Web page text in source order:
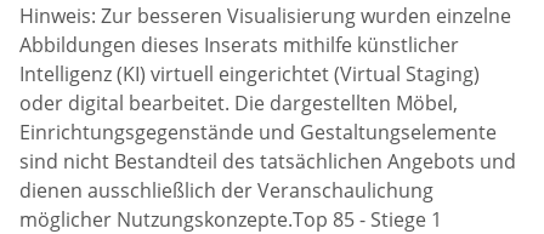
Hinweis: Zur besseren Visualisierung wurden einzelne
Abbildungen dieses Inserats mithilfe künstlicher
Intelligenz (KI) virtuell eingerichtet (Virtual Staging)
oder digital bearbeitet. Die dargestellten Möbel,
Einrichtungsgegenstände und Gestaltungselemente
sind nicht Bestandteil des tatsächlichen Angebots und
dienen ausschließlich der Veranschaulichung
möglicher Nutzungskonzepte.Top 85 - Stiege 1